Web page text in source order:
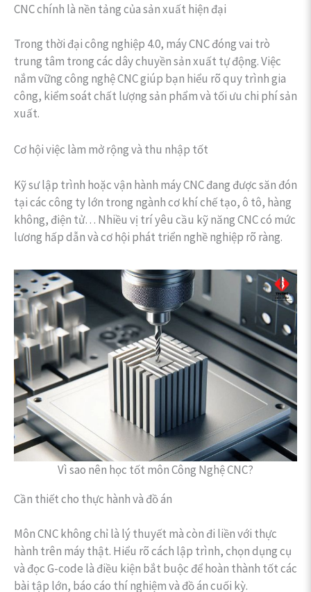
CNC chính là nền tảng của sản xuất hiện đại
Trong thời đại công nghiệp 4.0, máy CNC đóng vai trò
trung tâm trong các dây chuyền sản xuất tự động. Việc
nắm vững công nghệ CNC giúp bạn hiểu rõ quy trình gia
công, kiểm soát chất lượng sản phẩm và tối ưu chi phí sản
xuất.
Cơ hội việc làm mở rộng và thu nhập tốt
Kỹ sư lập trình hoặc vận hành máy CNC đang được săn đón
tại các công ty lớn trong ngành cơ khí chế tạo, ô tô, hàng
không, điện tử… Nhiều vị trí yêu cầu kỹ năng CNC có mức
lương hấp dẫn và cơ hội phát triển nghề nghiệp rõ ràng.
Vì sao nên học tốt môn Công Nghệ CNC?
Cần thiết cho thực hành và đồ án
Môn CNC không chỉ là lý thuyết mà còn đi liền với thực
hành trên máy thật. Hiểu rõ cách lập trình, chọn dụng cụ
và đọc G-code là điều kiện bắt buộc để hoàn thành tốt các
bài tập lớn, báo cáo thí nghiệm và đồ án cuối kỳ.